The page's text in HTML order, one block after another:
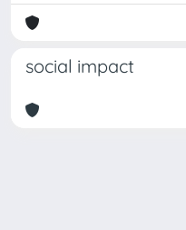
social impact